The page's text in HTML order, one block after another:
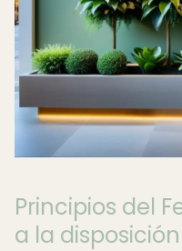
Principios del
a la